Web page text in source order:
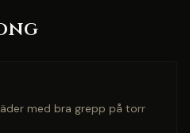
med bra grepp på torr